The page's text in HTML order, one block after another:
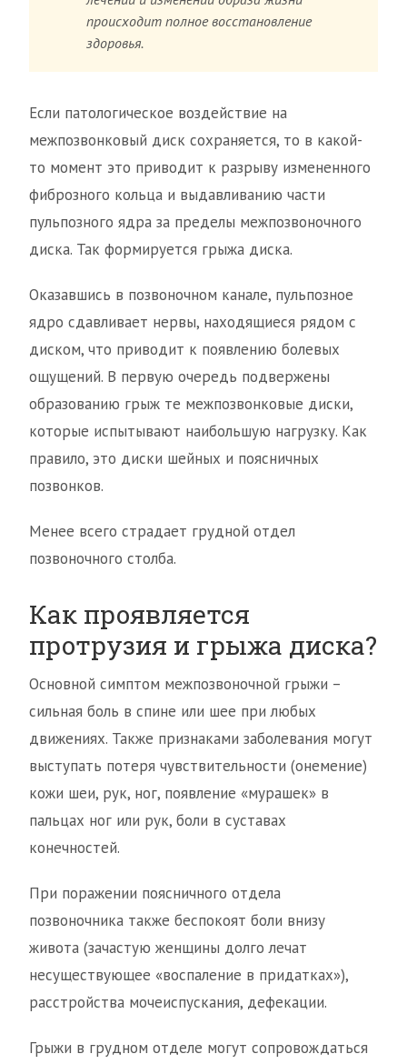
происходит полное восстановление
здоровья.
Если патологическое воздействие на
межпозвонковый диск сохраняется, то в какой-
то момент это приводит к разрыву измененного
фиброзного кольца и выдавливанию части
пульпозного ядра за пределы межпозвоночного
диска. Так формируется грыжа диска.
Оказавшись в позвоночном канале, пульпозное
ядро сдавливает нервы, находящиеся рядом с
диском, что приводит к появлению болевых
ощущений. В первую очередь подвержены
образованию грыж те межпозвонковые диски,
которые испытывают наибольшую нагрузку. Как
правило, это диски шейных и поясничных
позвонков.
Менее всего страдает грудной отдел
позвоночного столба.
Как проявляется
протрузия и грыжа диска?
Основной симптом межпозвоночной грыжи –
сильная боль в спине или шее при любых
движениях. Также признаками заболевания могут
выступать потеря чувствительности (онемение)
кожи шеи, рук, ног, появление «мурашек» в
пальцах ног или рук, боли в суставах
конечностей.
При поражении поясничного отдела
позвоночника также беспокоят боли внизу
живота (зачастую женщины долго лечат
несуществующее «воспаление в придатках»),
расстройства мочеиспускания, дефекации.
Грыжи в грудном отделе могут сопровождаться